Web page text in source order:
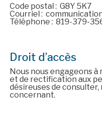
Code postal : G8Y 5K7
Courriel :
Téléphone : 819-379-
Droit d’accès
Nous nous engageons
et de rectification aux
désireuses de
concernant.